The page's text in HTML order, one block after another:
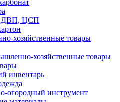
ЦСП
хозяйственные товары
хозяйственные товары
инвентарь
огородный инструмент